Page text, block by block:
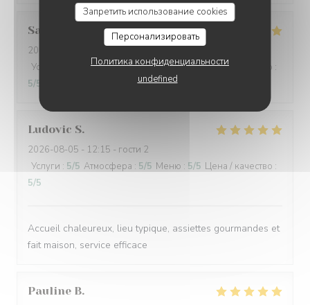
Запретить использование cookies
Персонализировать
Политика конфиденциальности
undefined
Sandra
2026-08-05
Услуги
Атмосфера:4/5 Меню: 5/5 Цена / качество :
5/5
Ludovic S
2026-08-05 - 12:15 - гости 2
Услуги : 5/5 Атмосфера : 5/5 Меню : 5/5 Цена / качество :
5/5
Accueil chaleureux, lieu typique, assiettes gourmandes et
fait maison, service efficace
Pauline B